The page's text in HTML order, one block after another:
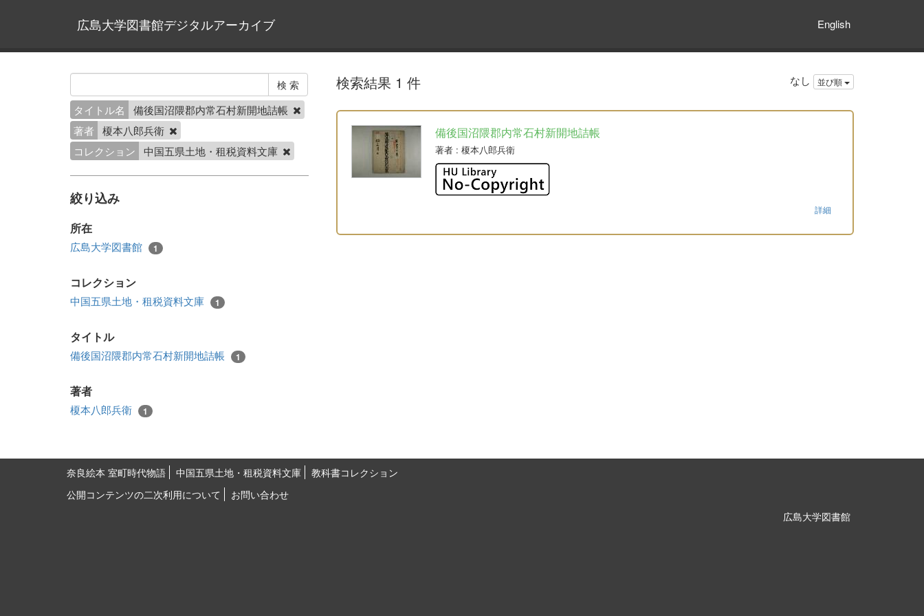
広島大学図書館デジタルアーカイブ English
タイトル名
備後国沼隈郡内常石村新開地詰帳
著者
榎本八郎兵衛
コレクション
中国五県土地・租税資料文庫
絞り込み
所在
広島大学図書館 1
コレクション
中国五県土地・租税資料文庫 1
タイトル
備後国沼隈郡内常石村新開地詰帳 1
著者
榎本八郎兵衛 1
検索結果 1 件 なし 並び順
備後国沼隈郡内常石村新開地詰帳
著者: 榎本八郎兵衛
詳細
奈良絵本 室町時代物語 中国五県土地・租税資料文庫
教科書コレクション
公開コンテンツの二次利用について
お問い合わせ
広島大学図書館